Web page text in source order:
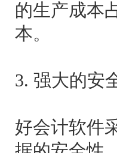
的生产成本
本。
3. 强大的安
好会计软件